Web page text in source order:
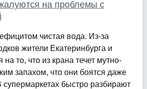
на проблемы с
чистая вода. Из-за
жители Екатеринбурга и
то, что из крана течет мутно-
запахом, что они боятся даже
быстро разбирают